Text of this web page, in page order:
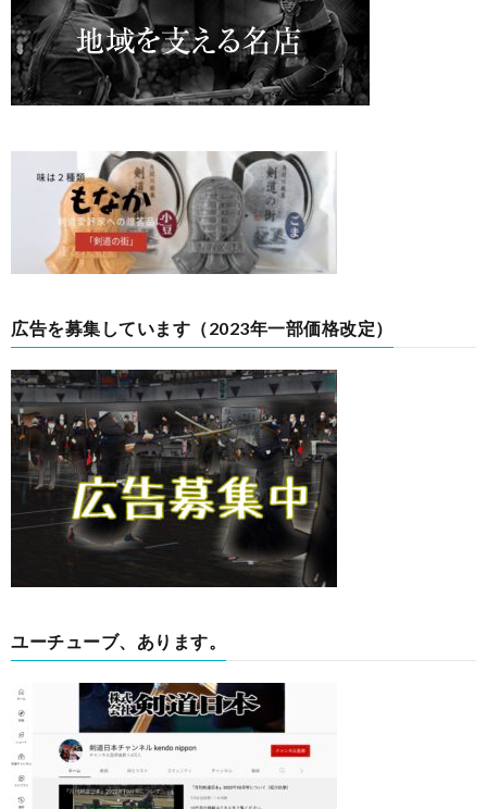
広告を募集しています（2023年一部価格改定）
ユーチューブ、あります。